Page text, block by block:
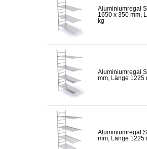
Aluminiumregal
1650 x 350 mm,
kg
Aluminiumregal
mm, Länge 1225
Aluminiumregal
mm, Länge 1225